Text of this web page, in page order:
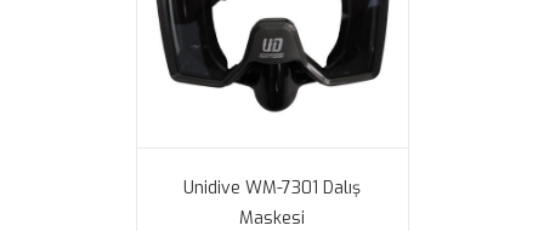
Unidive WM-7301 Dalış
Maskesi